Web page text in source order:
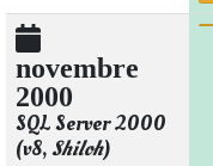
novembre
2000
SQL Server 2000
(v8,Shiloh)